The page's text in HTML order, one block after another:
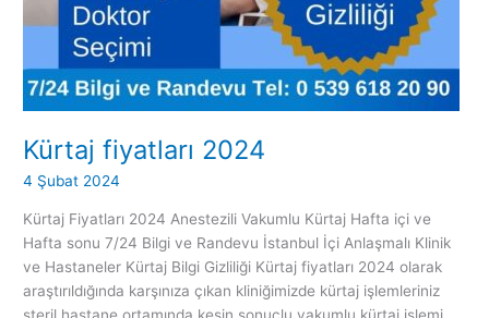
Kürtaj fiyatları 2024
4 Şubat 2024
Kürtaj Fiyatları 2024 Anestezili Vakumlu Kürtaj Hafta içi ve
Hafta sonu 7/24 Bilgi ve Randevu İstanbul İçi Anlaşmalı Klinik
ve Hastaneler Kürtaj Bilgi Gizliliği Kürtaj fiyatları 2024 olarak
araştırıldığında karşınıza çıkan kliniğimizde kürtaj işlemleriniz